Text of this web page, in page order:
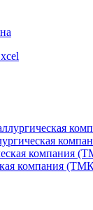
компания